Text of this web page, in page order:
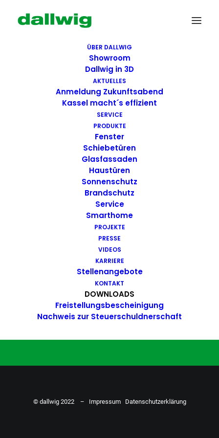
ÜBER DALLWIG
Showroom
Dallwig in 3D
AKTUELLES
Anmeldung Zukunftsabend
Kassel macht´s effizient
SERVICE
PRODUKTE
Fenster
Schiebetüren
Glasfassaden
Haustüren
Sonnenschutz
Brandschutz
Service
Smarthome
PROJEKTE
PRESSE
VIDEOS
KARRIERE
Stellenangebote
KONTAKT
DOWNLOADS
Freistellungsbescheinigung
Nachweis zur Steuerschuldnerschaft
Wir suchen Dich!
Dallwig bietet
Perspektive
Du hast Bock auf einen Job mit
Action. Bewirb dich ganz einfach
ZU DEN STELLENANGEBOTEN
© dallwig 2022 – Impressum Datenschutzerklärung